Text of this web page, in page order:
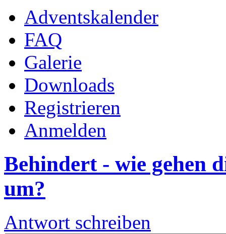
Adventskalender
FAQ
Galerie
Downloads
Registrieren
Anmelden
Behindert - wie gehen
um?
Antwort schreiben